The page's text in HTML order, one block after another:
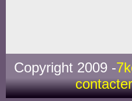
Copyright 2009 -
contacter